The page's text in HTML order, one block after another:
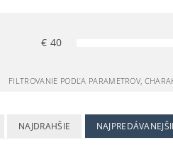
€ 40
FILTROVANIE PODĽA PARAMETROV,
NAJDRAHŠIE